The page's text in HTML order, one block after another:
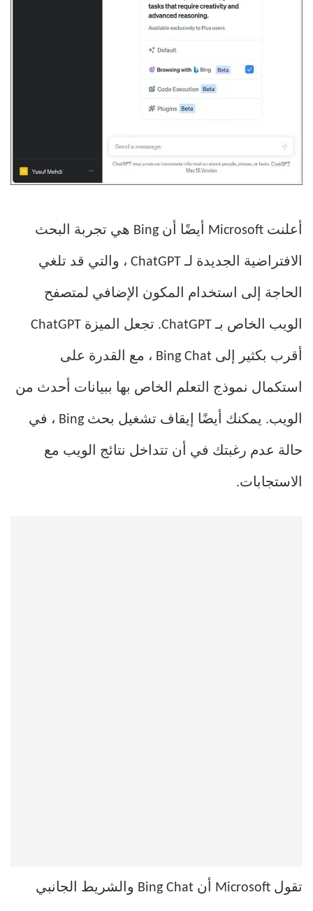
أعلنت Microsoft أيضًا أن Bing هي تجربة البحث
الافتراضية الجديدة لـ ChatGPT ، والتي قد تلغي
الحاجة إلى استخدام المكون الإضافي لمتصفح
الويب الخاص بـ ChatGPT. تجعل الميزة ChatGPT
أقرب بكثير إلى Bing Chat ، مع القدرة على
استكمال نموذج التعلم الخاص بها ببيانات أحدث من
الويب. يمكنك أيضًا إيقاف تشغيل بحث Bing ، في
حالة عدم رغبتك في أن تتداخل نتائج الويب مع
الاستجابات.
تقول Microsoft أن Bing Chat والشريط الجانبي